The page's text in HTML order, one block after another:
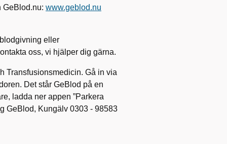
GeBlod.nu: www.geblod.nu
eller
oss, vi hjälper dig gärna.
Transfusionsmedicin. Gå in via
Det står GeBlod på en
ladda ner appen ”Parkera
GeBlod, Kungälv 0303 - 98583